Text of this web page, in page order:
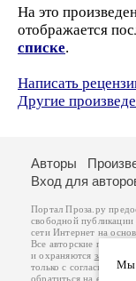
На это
отображается
списке.
Написать
Другие
Мы
Авторы
Вход для
Портал Проза.ру
свободной публикации
сети Интернет на
Все авторские права
и охраняются законом
только с согласия его
обратиться на его